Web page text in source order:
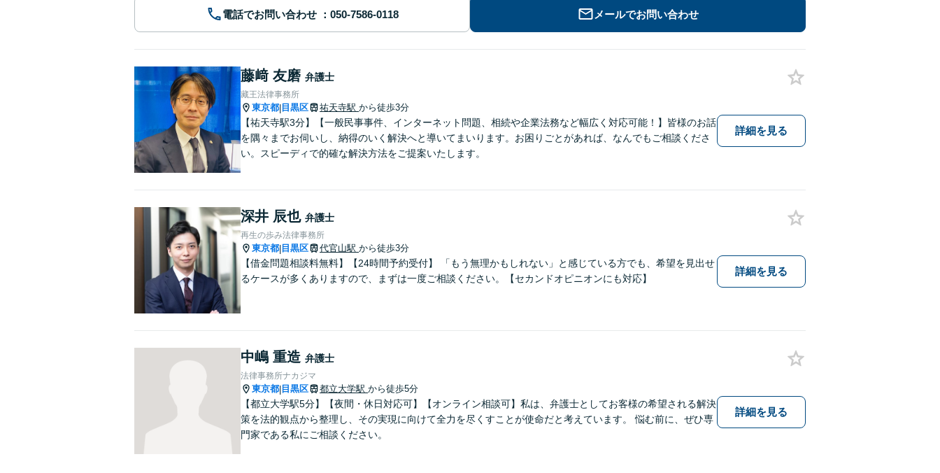
電話でお問い合わせ メールでお問い合わせ
藤﨑 友磨 弁護士
藏王法律事務所
東京都| 目黒区 祐天寺駅 から徒歩3分
【祐天寺駅3分】【一般民事事件、インターネット問題、相続や企業法務など幅広く対応可能！】皆様のお話
を隅々までお伺いし、納得のいく解決へと導いてまいります。お困りごとがあれば、なんでもご相談くださ
い。スピーディで的確な解決方法をご提案いたします。
詳細を見る
深井 辰也 弁護士
再生の歩み法律事務所
東京都| 目黒区 代官山駅 から徒歩3分
【借金問題相談料無料】【24時間予約受付】 「もう無理かもしれない」と感じている方でも、希望を見出せ
るケースが多くありますので、まずは一度ご相談ください。【セカンドオピニオンにも対応】
詳細を見る
中嶋 重造 弁護士
法律事務所ナカジマ
東京都| 目黒区 都立大学駅 から徒歩5分
【都立大学駅5分】【夜間・休日対応可】【オンライン相談可】私は、弁護士としてお客様の希望される解決
策を法的観点から整理し、その実現に向けて全力を尽くすことが使命だと考えています。 悩む前に、ぜひ専
門家である私にご相談ください。
詳細を見る